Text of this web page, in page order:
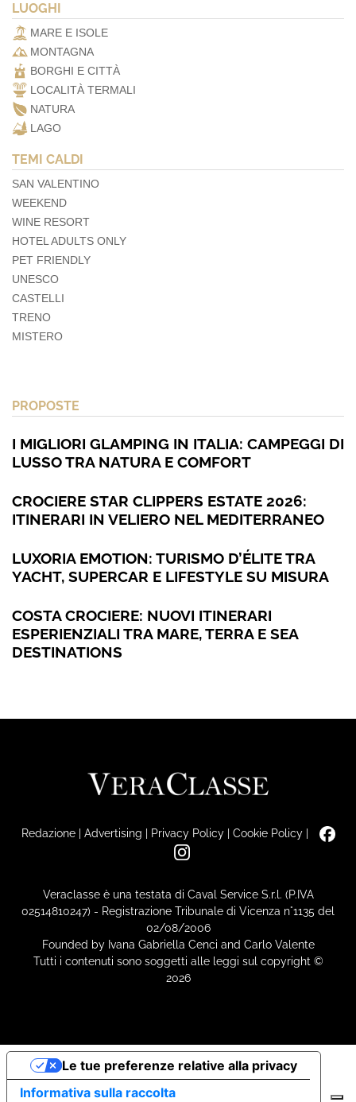
LUOGHI
MARE E ISOLE
MONTAGNA
BORGHI E CITTÀ
LOCALITÀ TERMALI
NATURA
LAGO
TEMI CALDI
SAN VALENTINO
WEEKEND
WINE RESORT
HOTEL ADULTS ONLY
PET FRIENDLY
UNESCO
CASTELLI
TRENO
MISTERO
PROPOSTE
I MIGLIORI GLAMPING IN ITALIA: CAMPEGGI DI
LUSSO TRA NATURA E COMFORT
CROCIERE STAR CLIPPERS ESTATE 2026:
ITINERARI IN VELIERO NEL MEDITERRANEO
LUXORIA EMOTION: TURISMO D’ÉLITE TRA
YACHT, SUPERCAR E LIFESTYLE SU MISURA
COSTA CROCIERE: NUOVI ITINERARI
ESPERIENZIALI TRA MARE, TERRA E SEA
DESTINATIONS
Redazione| Advertising | Privacy Policy| Cookie Policy|
Veraclasse è una testata di Caval Service S.r.l. (P.IVA
02514810247) - Registrazione Tribunale di Vicenza n°1135 del
02/08/2006
Founded by Ivana Gabriella Cenci and Carlo Valente
Tutti i contenuti sono soggetti alle leggi sul copyright ©
2026
Informativa sulla raccolta
Le tue preferenze relative alla privacy